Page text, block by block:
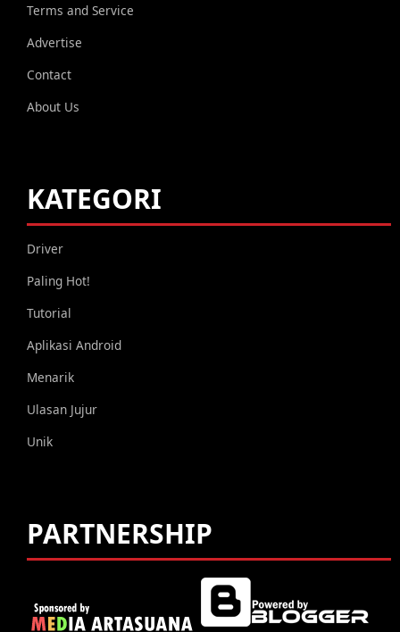
Terms and Service
Advertise
Contact
About Us
KATEGORI
Driver
Paling Hot!
Tutorial
Aplikasi Android
Menarik
Ulasan Jujur
Unik
PARTNERSHIP